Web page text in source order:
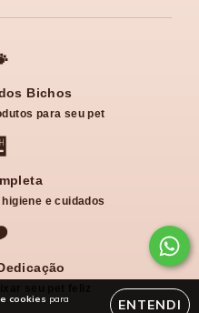
cookies para
ENTENDI
Bichos
para seu pet
e cuidados